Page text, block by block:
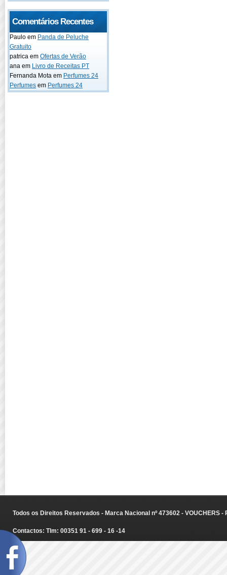
Comentários Recentes
Paulo em Panda de Peluche
Gratuito
patrica em Ofertas de Verão
ana em Livro de Receitas PT
Fernanda Mota em Perfumes 24
Perfumes em Perfumes 24
Todos os Direitos Reservados - Marca Nacional nº 473602 - VOUCHERS
Contactos: Tlm: 00351 91 - 699 - 16 -14